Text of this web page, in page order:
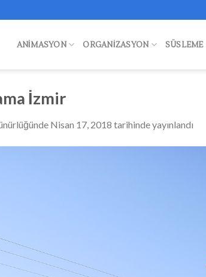
ANIMASYON ORGANIZASYON SÜSLEME
İzmir
Nisan 17, 2018 tarihinde yayınlandı